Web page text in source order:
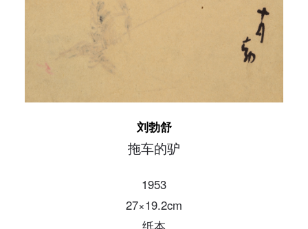
刘勃舒
拖车的驴
1953
27×19.2cm
纸本
验证码